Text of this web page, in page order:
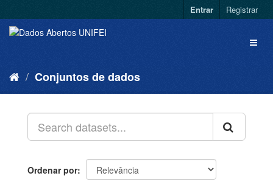
Entrar Registrar
Conjuntos de dados
Ordenar por